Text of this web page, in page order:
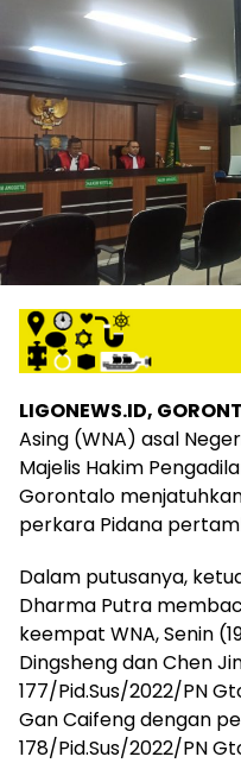
LIGONEWS.ID,
Asing (WNA) asal
Majelis Hakim
Gorontalo
perkara Pidana
Dalam putusanya,
Dharma Putra
keempat WNA, Senin
Dingsheng dan Chen
177/Pid.Sus/2022/PN
Gan Caifeng dengan
178/Pid.Sus/2022/PN